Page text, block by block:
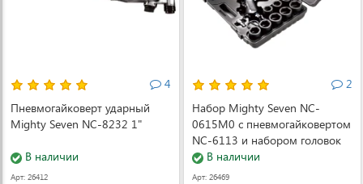
4
Пневмогайковерт ударный
Mighty Seven NC-8232 1"
В наличии
Арт: 26412
2
Набор Mighty Seven NC-
0615M0 с пневмогайковертом
NC-6113 и набором головок
26-38 мм
В наличии
Арт: 26469